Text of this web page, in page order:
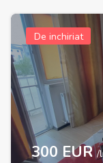
De inchiriat
300 EUR/